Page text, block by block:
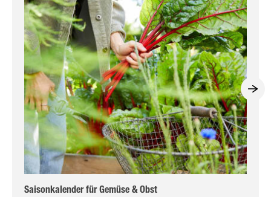
Saisonkalender für Gemüse & Obst